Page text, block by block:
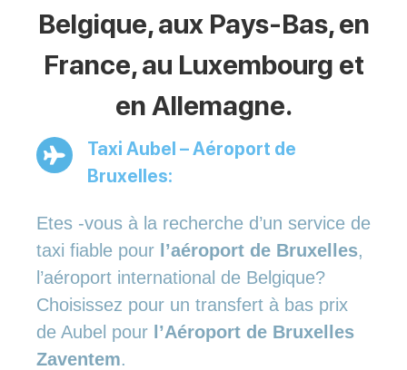
Belgique, aux Pays-Bas, en
France, au Luxembourg et
en Allemagne.
Taxi Aubel – Aéroport de
Bruxelles:
Etes -vous à la recherche d’un service de
taxi fiable pour l’aéroport de Bruxelles,
l’aéroport international de Belgique?
Choisissez pour un transfert à bas prix
de Aubel pour l’Aéroport de Bruxelles
Zaventem.